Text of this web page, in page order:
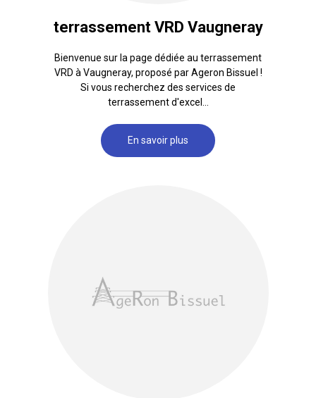
terrassement VRD Vaugneray
Bienvenue sur la page dédiée au terrassement
VRD à Vaugneray, proposé par Ageron Bissuel !
Si vous recherchez des services de
terrassement d'excel...
En savoir plus